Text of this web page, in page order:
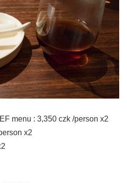
menu : 3,350 czk /person x2
x2